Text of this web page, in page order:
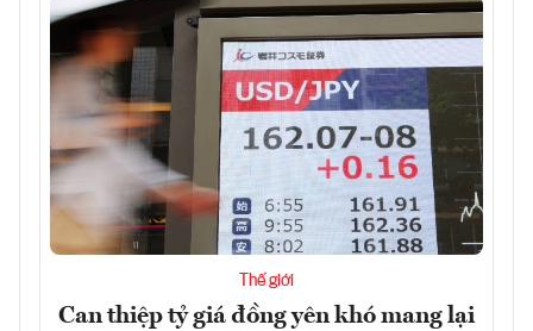
Thế giới
Can thiệp tỷ giá đồng yên khó mang lại